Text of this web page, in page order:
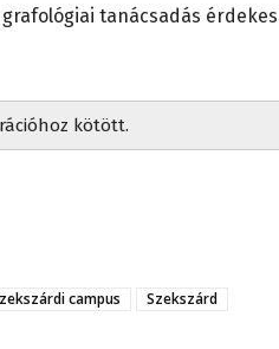
tanácsadás
kötött.
campus Szekszárd